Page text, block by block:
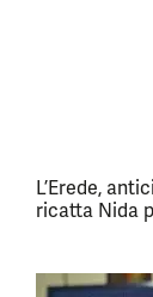
L’Erede,
ricatta Nida